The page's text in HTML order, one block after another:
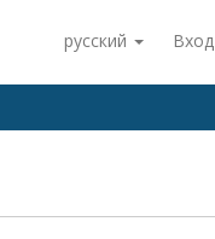
русский Вход